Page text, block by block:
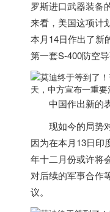
罗斯进口武器装备
来看，美国这项计
本月14日作出了新
第一套S-400防空
天，中方宣布一重要
中国作出新的
现如今的局势
因为在本月13日印
年十二月份或许将
对后续的军事合作
议。